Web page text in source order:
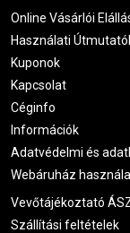
Online Vásárlói
Használati
Kuponok
Kapcsolat
Céginfo
Információk
Adatvédelmi és
Webáruház
Vevőtájékoztató
Szállítási feltételek